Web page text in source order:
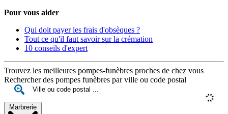
Pour vous aider
Qui doit payer les frais d'obsèques ?
Tout ce qu'il faut savoir sur la crémation
10 conseils d'expert
Trouvez les meilleures pompes-funèbres proches de chez vous
Rechercher des pompes funèbres par ville ou code postal
Marbrerie